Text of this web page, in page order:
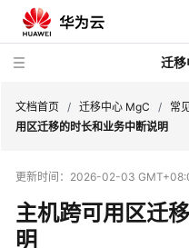
迁
新
动
态
文档首页 / 迁移中心 MgC / 常
用区迁移的时长和业务中断说明
更新时间： 2026-02-03
主机跨可用区迁
明